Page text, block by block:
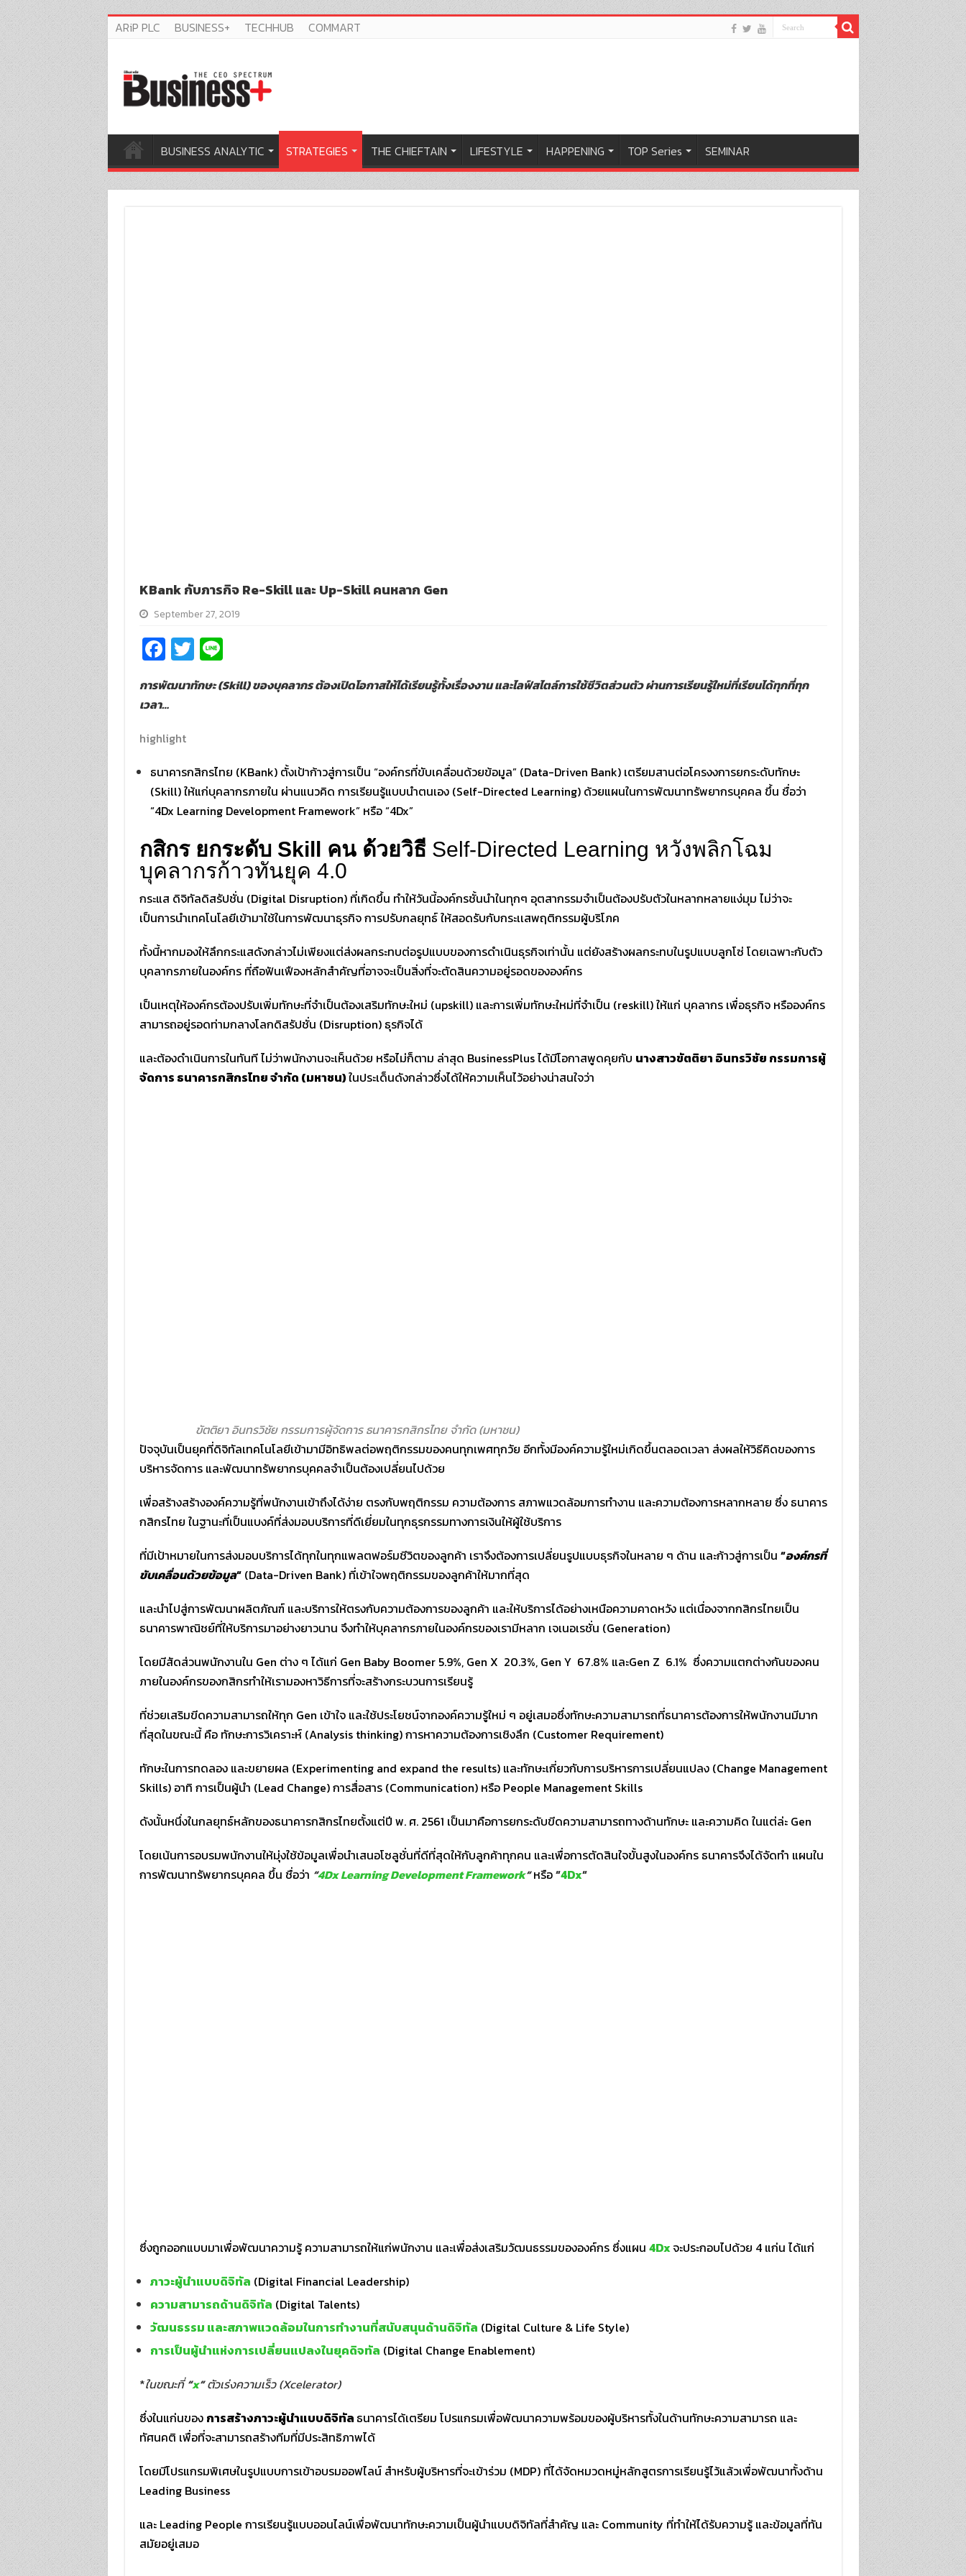
ARiP PLC BUSINESS+ TECHHUB COMMART
BUSINESS ANALYTIC STRATEGIES THE CHIEFTAIN LIFESTYLE HAPPENING TOP Series SEMINAR
KBank กับภารกิจ Re-Skill และ Up-Skill คนหลาก Gen
September 27, 2019
Fa
ce
b
o
o
k
T
wi
tt
Li
n
e
การพัฒนาทักษะ (Skill) ของบุคลากร ต้องเปิดโอกาสให้ได้เรียนรู้ทั้งเรื่องงาน และไลฟ์สไตล์การใช้ชีวิตส่วนตัว ผ่านการเรียนรู้ใหม่ที่เรียนได้ทุกที่ทุก
เวลา…
highlight
ธนาคารกสิกรไทย (KBank) ตั้งเป้าก้าวสู่การเป็น “องค์กรที่ขับเคลื่อนด้วยข้อมูล” (Data-Driven Bank) เตรียมสานต่อโครงงการยกระดับทักษะ
(Skill) ให้แก่บุคลากรภายใน ผ่านแนวคิด การเรียนรู้แบบนำตนเอง (Self-Directed Learning) ด้วยแผนในการพัฒนาทรัพยากรบุคคล ขึ้น ชื่อว่า
“4Dx Learning Development Framework” หรือ “4Dx”
กสิกร ยกระดับ Skill คน ด้วยวิธี Self-Directed Learning หวังพลิกโฉม
บุคลากรก้าวทันยุค 4.0
กระแส ดิจิทัลดิสรัปชั่น (Digital Disruption) ที่เกิดขึ้น ทำให้วันนี้องค์กรชั้นนำในทุกๆ อุตสากรรมจำเป็นต้องปรับตัวในหลากหลายแง่มุม ไม่ว่าจะ
เป็นการนำเทคโนโลยีเข้ามาใช้ในการพัฒนาธุรกิจ การปรับกลยุทธ์ ให้สอดรับกับกระเเสพฤติกรรมผู้บริโภค
ทั้งนี้หากมองให้ลึกกระแสดังกล่าวไม่เพียงแต่ส่งผลกระทบต่อรูปแบบของการดำเนินธุรกิจเท่านั้น แต่ยังสร้างผลกระทบในรูปแบบลูกโซ่ โดยเฉพาะกับตัว
บุคลากรภายในองค์กร ที่ถือฟันเฟืองหลักสำคัญที่อาจจะเป็นสิ่งที่จะตัดสินความอยู่รอดขององค์กร
เป็นเหตุให้องค์กรต้องปรับเพิ่มทักษะที่จำเป็นต้องเสริมทักษะใหม่ (upskill) และการเพิ่มทักษะใหม่ที่จำเป็น (reskill) ให้แก่ บุคลากร เพื่อธุรกิจ หรือองค์กร
สามารถอยู่รอดท่ามกลางโลกดิสรัปชั่น (Disruption) ธุรกิจได้
และต้องดำเนินการในทันที ไม่ว่าพนักงานจะเห็นด้วย หรือไม่ก็ตาม ล่าสุด BusinessPlus ได้มีโอกาสพูดคุยกับ นางสาวขัตติยา อินทรวิชัย กรรมการผู้
จัดการ ธนาคารกสิกรไทย จำกัด (มหาชน)ในประเด็นดังกล่าวซึ่งได้ให้ความเห็นไว้อย่างน่าสนใจว่า
ขัตติยา อินทรวิชัย กรรมการผู้จัดการ ธนาคารกสิกรไทย จำกัด (มหาชน)
ปัจจุบันเป็นยุคที่ดิจิทัลเทคโนโลยีเข้ามามีอิทธิพลต่อพฤติกรรมของคนทุกเพศทุกวัย อีกทั้งมีองค์ความรู้ใหม่เกิดขึ้นตลอดเวลา ส่งผลให้วิธีคิดของการ
บริหารจัดการ และพัฒนาทรัพยากรบุคคลจำเป็นต้องเปลี่ยนไปด้วย
เพื่อสร้างสร้างองค์ความรู้ที่พนักงานเข้าถึงได้ง่าย ตรงกับพฤติกรรม ความต้องการ สภาพแวดล้อมการทำงาน และความต้องการหลากหลาย ซึ่ง ธนาคาร
กสิกรไทย ในฐานะที่เป็นแบงค์ที่ส่งมอบบริการที่ดีเยี่ยมในทุกธุรกรรมทางการเงินให้ผู้ใช้บริการ
ที่มีเป้าหมายในการส่งมอบบริการได้ทุกในทุกแพลตฟอร์มชีวิตของลูกค้า เราจึงต้องการเปลี่ยนรูปแบบธุรกิจในหลาย ๆ ด้าน และก้าวสู่การเป็น “องค์กรที่
ขับเคลื่อนด้วยข้อมูล“(Data-Driven Bank) ที่เข้าใจพฤติกรรมของลูกค้าให้มากที่สุด
และนำไปสู่การพัฒนาผลิตภัณฑ์ และบริการให้ตรงกับความต้องการของลูกค้า และให้บริการได้อย่างเหนือความคาดหวัง แต่เนื่องจากกสิกรไทยเป็น
ธนาคารพาณิชย์ที่ให้บริการมาอย่างยาวนาน จึงทำให้บุคลากรภายในองค์กรของเรามีหลาก เจเนอเรชั่น (Generation)
โดยมีสัดส่วนพนักงานใน Gen ต่าง ๆ ได้แก่ Gen Baby Boomer 5.9%, Gen X 20.3%, Gen Y 67.8% และGen Z 6.1% ซึ่งความแตกต่างกันของคน
ภายในองค์กรของกสิกรทำให้เรามองหาวิธีการที่จะสร้างกระบวนการเรียนรู้
ที่ช่วยเสริมขีดความสามารถให้ทุก Gen เข้าใจ และใช้ประโยชน์จากองค์ความรู้ใหม่ ๆ อยู่เสมอซึ่งทักษะความสามารถที่ธนาคารต้องการให้พนักงานมีมาก
ที่สุดในขณะนี้ คือ ทักษะการวิเคราะห์ (Analysis thinking) การหาความต้องการเชิงลึก (Customer Requirement)
ทักษะในการทดลอง และขยายผล (Experimenting and expand the results) และทักษะเกี่ยวกับการบริหารการเปลี่ยนแปลง (Change Management
Skills) อาทิ การเป็นผู้นำ (Lead Change) การสื่อสาร (Communication) หรือ People Management Skills
ดังนั้นหนึ่งในกลยุทธ์หลักของธนาคารกสิกรไทยตั้งแต่ปี พ. ศ. 2561 เป็นมาคือการยกระดับขีดความสามารถทางด้านทักษะ และความคิด ในแต่ล่ะ Gen
โดยเน้นการอบรมพนักงานให้มุ่งใช้ข้อมูลเพื่อนำเสนอโซลูชั่นที่ดีที่สุดให้กับลูกค้าทุกคน และเพื่อการตัดสินใจขั้นสูงในองค์กร ธนาคารจึงได้จัดทำ แผนใน
การพัฒนาทรัพยากรบุคคล ขึ้น ชื่อว่า “4Dx Learning Development Framework“ หรือ“4Dx“
ซึ่งถูกออกแบบมาเพื่อพัฒนาความรู้ ความสามารถให้แก่พนักงาน และเพื่อส่งเสริมวัฒนธรรมขององค์กร ซึ่งแผน 4Dxจะประกอบไปด้วย 4 แก่น ได้แก่
ภาวะผู้นำแบบดิจิทัล (Digital Financial Leadership)
ความสามารถด้านดิจิทัล (Digital Talents)
วัฒนธรรม และสภาพแวดล้อมในการทำงานที่สนับสนุนด้านดิจิทัล (Digital Culture & Life Style)
การเป็นผู้นำแห่งการเปลี่ยนแปลงในยุคดิจทัล (Digital Change Enablement)
*ในขณะที่“x”ตัวเร่งความเร็ว (Xcelerator)
ซึ่งในแก่นของ การสร้างภาวะผู้นำแบบดิจิทัล ธนาคารได้เตรียม โปรแกรมเพื่อพัฒนาความพร้อมของผู้บริหารทั้งในด้านทักษะความสามารถ และ
ทัศนคติ เพื่อที่จะสามารถสร้างทีมที่มีประสิทธิภาพได้
โดยมีโปรแกรมพิเศษในรูปแบบการเข้าอบรมออฟไลน์ สำหรับผู้บริหารที่จะเข้าร่วม (MDP) ที่ได้จัดหมวดหมู่หลักสูตรการเรียนรู้ไว้แล้วเพื่อพัฒนาทั้งด้าน
Leading Business
และ Leading People การเรียนรู้แบบออนไลน์เพื่อพัฒนาทักษะความเป็นผู้นำแบบดิจิทัลที่สำคัญ และ Community ที่ทำให้ได้รับความรู้ และข้อมูลที่ทัน
สมัยอยู่เสมอ